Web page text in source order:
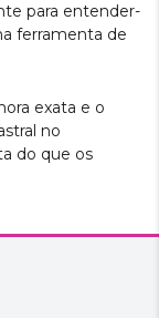
para entender-
ferramenta de
exata e o
no
do que os